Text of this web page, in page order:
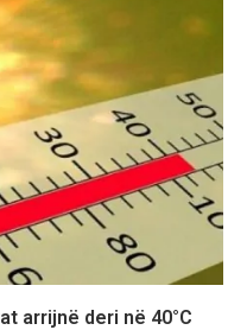
arrijnë deri në 40°C